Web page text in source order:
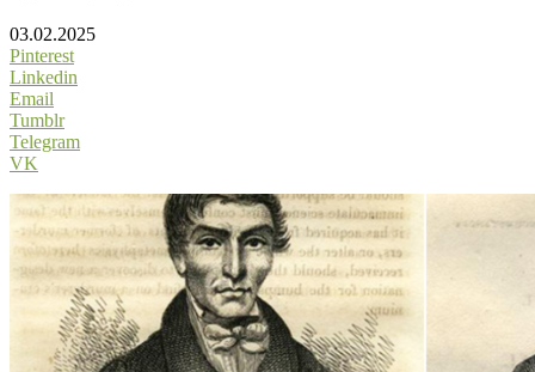
03.02.2025
Pinterest
Linkedin
Email
Tumblr
Telegram
VK